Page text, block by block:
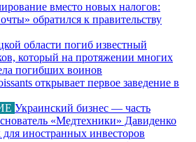
вместо новых налогов:
обратился к правительству
области погиб известный
который на протяжении многих
погибших воинов
открывает первое заведение в
Украинский бизнес — часть
«Медтехники» Давиденко
иностранных инвесторов